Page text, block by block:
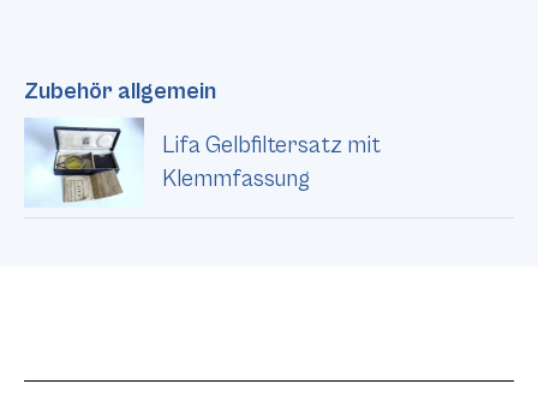
Zubehör allgemein
Lifa Gelbfiltersatz mit
Klemmfassung